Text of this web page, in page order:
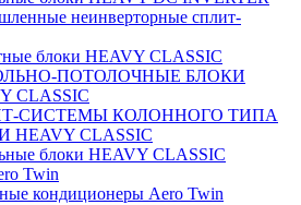
неинверторные сплит-
блоки HEAVY CLASSIC
ПОТОЛОЧНЫЕ БЛОКИ
CLASSIC
СИСТЕМЫ КОЛОННОГО ТИПА
HEAVY CLASSIC
блоки HEAVY CLASSIC
Twin
кондиционеры Aero Twin